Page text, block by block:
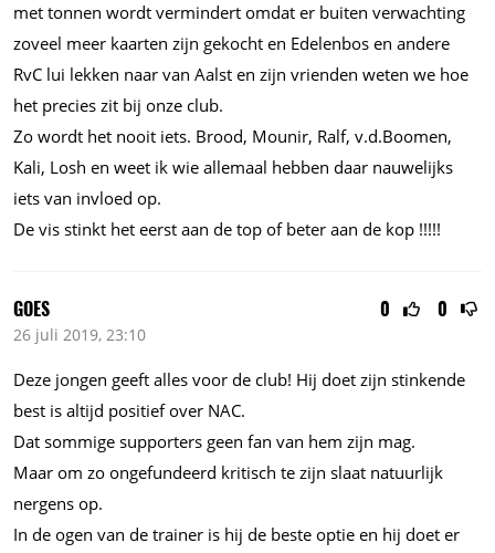
met tonnen wordt vermindert omdat er buiten verwachting
zoveel meer kaarten zijn gekocht en Edelenbos en andere
RvC lui lekken naar van Aalst en zijn vrienden weten we hoe
het precies zit bij onze club.
Zo wordt het nooit iets. Brood, Mounir, Ralf, v.d.Boomen,
Kali, Losh en weet ik wie allemaal hebben daar nauwelijks
iets van invloed op.
De vis stinkt het eerst aan de top of beter aan de kop !!!!!
0 0
GOES
26 juli 2019, 23:10
Deze jongen geeft alles voor de club! Hij doet zijn stinkende
best is altijd positief over NAC.
Dat sommige supporters geen fan van hem zijn mag.
Maar om zo ongefundeerd kritisch te zijn slaat natuurlijk
nergens op.
In de ogen van de trainer is hij de beste optie en hij doet er